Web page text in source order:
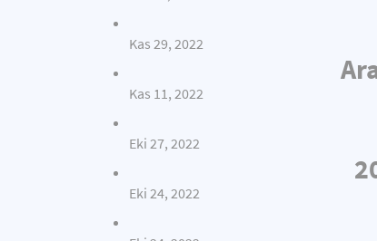
Kas 29, 2022
Kas 11, 2022
Eki 27, 2022
Eki 24, 2022